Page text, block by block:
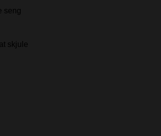
seng
skjule